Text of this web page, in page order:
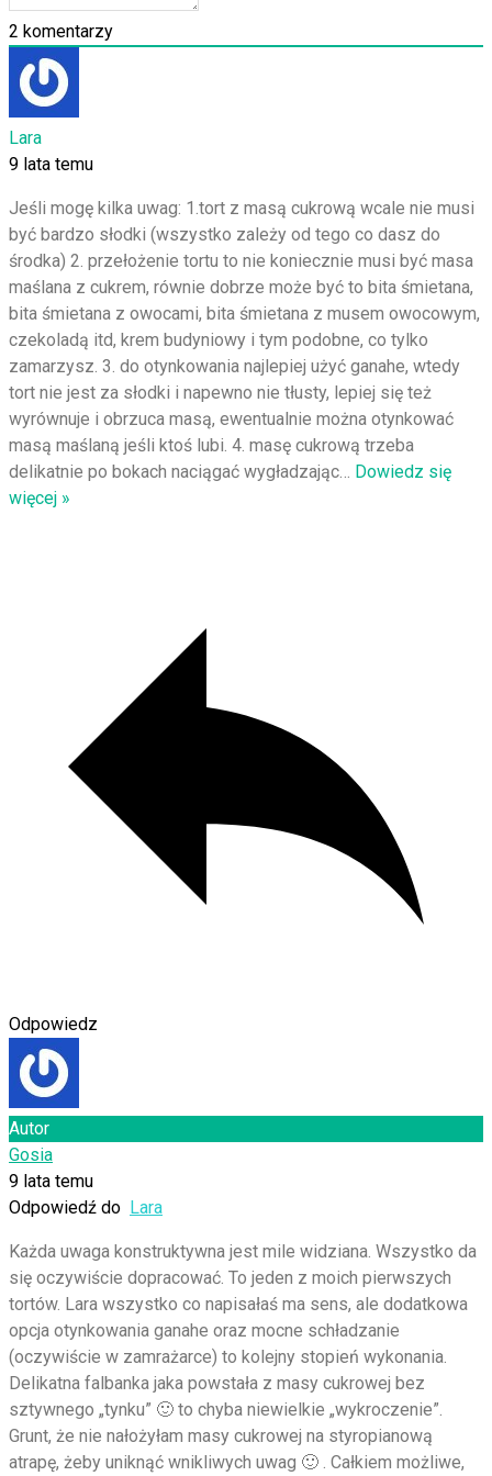
2 komentarzy
Lara
9 lata temu
Jeśli mogę kilka uwag: 1.tort z masą cukrową wcale nie musi
być bardzo słodki (wszystko zależy od tego co dasz do
środka) 2. przełożenie tortu to nie koniecznie musi być masa
maślana z cukrem, równie dobrze może być to bita śmietana,
bita śmietana z owocami, bita śmietana z musem owocowym,
czekoladą itd, krem budyniowy i tym podobne, co tylko
zamarzysz. 3. do otynkowania najlepiej użyć ganahe, wtedy
tort nie jest za słodki i napewno nie tłusty, lepiej się też
wyrównuje i obrzuca masą, ewentualnie można otynkować
masą maślaną jeśli ktoś lubi. 4. masę cukrową trzeba
delikatnie po bokach naciągać wygładzając… Dowiedz się
więcej »
Odpowiedz
Autor
Gosia
9 lata temu
Odpowiedź do Lara
Każda uwaga konstruktywna jest mile widziana. Wszystko da
się oczywiście dopracować. To jeden z moich pierwszych
tortów. Lara wszystko co napisałaś ma sens, ale dodatkowa
opcja otynkowania ganahe oraz mocne schładzanie
(oczywiście w zamrażarce) to kolejny stopień wykonania.
Delikatna falbanka jaka powstała z masy cukrowej bez
sztywnego „tynku” 🙂 to chyba niewielkie „wykroczenie”.
Grunt, że nie nałożyłam masy cukrowej na styropianową
atrapę, żeby uniknąć wnikliwych uwag 🙂 . Całkiem możliwe,